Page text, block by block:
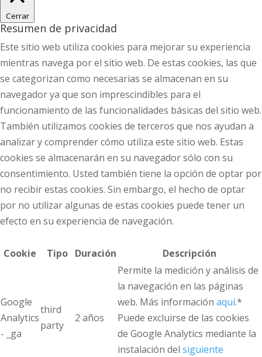
Cerrar
Resumen de privacidad
Este sitio web utiliza cookies para mejorar su experiencia
mientras navega por el sitio web. De estas cookies, las que
se categorizan como necesarias se almacenan en su
navegador ya que son imprescindibles para el
funcionamiento de las funcionalidades básicas del sitio web.
También utilizamos cookies de terceros que nos ayudan a
analizar y comprender cómo utiliza este sitio web. Estas
cookies se almacenarán en su navegador sólo con su
consentimiento. Usted también tiene la opción de optar por
no recibir estas cookies. Sin embargo, el hecho de optar
por no utilizar algunas de estas cookies puede tener un
efecto en su experiencia de navegación.
Cookie Tipo Duración Descripción
Google
Analytics
- _ga
third
party
2 años
Permite la medición y análisis de
la navegación en las páginas
web. Más información aquí.*
Puede excluirse de las cookies
de Google Analytics mediante la
instalación del siguiente